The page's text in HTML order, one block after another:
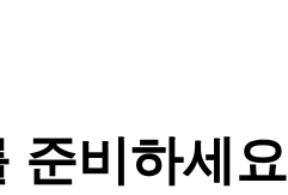
비하세요